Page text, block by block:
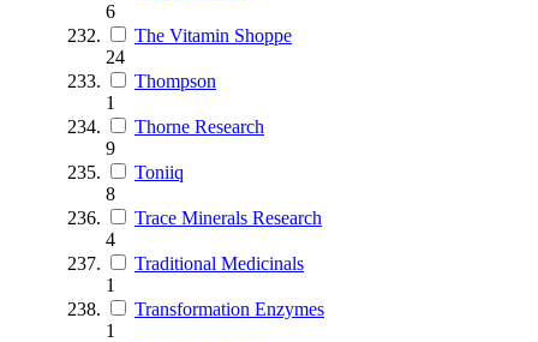
6
The Vitamin Shoppe
24
Thompson
1
Thorne Research
9
Toniiq
8
Trace Minerals Research
4
Traditional Medicinals
1
Transformation Enzymes
1